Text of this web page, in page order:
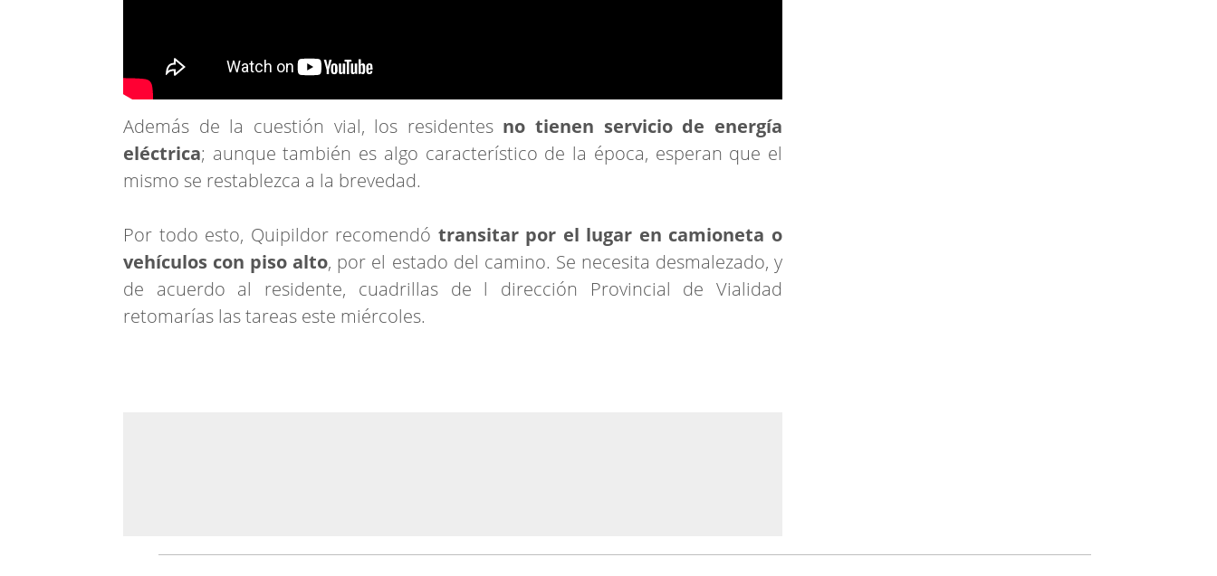
Además de la cuestión vial, los residentesno tienen servicio de energía
eléctrica; aunque también es algo característico de la época, esperan que el
mismo se restablezca a la brevedad.
Por todo esto, Quipildor recomendó transitar por el lugar en camioneta o
vehículos con piso alto, por el estado del camino. Se necesita desmalezado, y
de acuerdo al residente, cuadrillas de l dirección Provincial de Vialidad
retomarías las tareas este miércoles.